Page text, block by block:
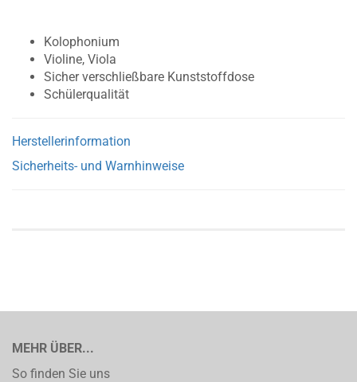
Kolophonium
Violine, Viola
Sicher verschließbare Kunststoffdose
Schülerqualität
Herstellerinformation
Sicherheits- und Warnhinweise
MEHR ÜBER...
So finden Sie uns